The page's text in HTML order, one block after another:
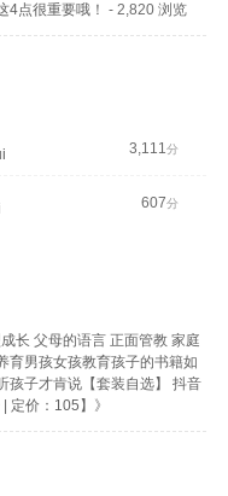
4点很重要哦！ - 2,820 浏览
3,111分
607分
长 父母的语言 正面管教 家庭
育男孩女孩教育孩子的书籍如
孩子才肯说【套装自选】 抖音
定价：105】 》